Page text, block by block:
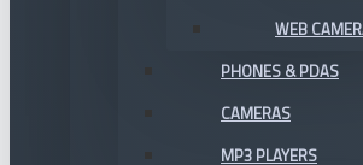
WEB
PHONES & PDAS
CAMERAS
MP3 PLAYERS